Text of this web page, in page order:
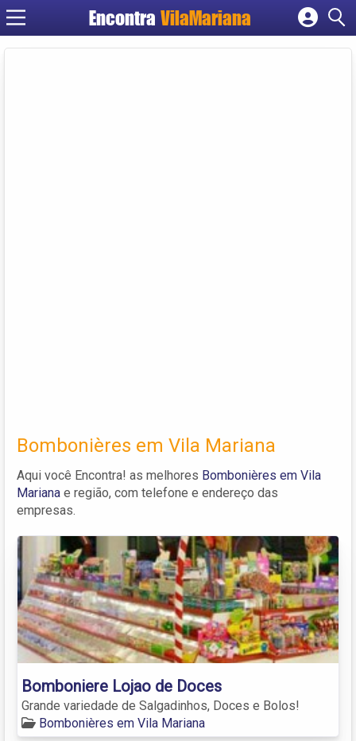
EncontraVilaMariana
Cadastrar empresa
Bombonières em Vila Mariana
Aqui você Encontra! as melhores Bombonières em Vila
Mariana e região, com telefone e endereço das
empresas.
Bomboniere Lojao de Doces
Grande variedade de Salgadinhos, Doces e Bolos!
Bombonières em Vila Mariana